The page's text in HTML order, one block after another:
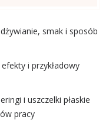
smak i sposób
i przykładowy
i uszczelki płaskie
pracy